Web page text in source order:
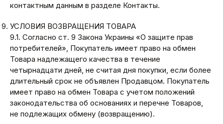
контактным данным в разделе Контакты.
УСЛОВИЯ ВОЗВРАЩЕНИЯ ТОВАРА
9.1. Согласно ст. 9 Закона Украины «О защите прав
потребителей», Покупатель имеет право на обмен
Товара надлежащего качества в течение
четырнадцати дней, не считая дня покупки, если более
длительный срок не объявлен Продавцом. Покупатель
имеет право на обмен Товара с учетом положений
законодательства об основаниях и перечне Товаров,
не подлежащих обмену (возвращению).